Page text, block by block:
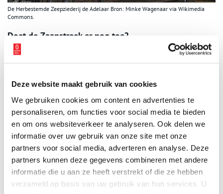
Deze website maakt gebruik van cookies
We gebruiken cookies om content en advertenties te
personaliseren, om functies voor social media te bieden
en om ons websiteverkeer te analyseren. Ook delen we
informatie over uw gebruik van onze site met onze
partners voor social media, adverteren en analyse. Deze
partners kunnen deze gegevens combineren met andere
informatie die u aan ze heeft verstrekt of die ze hebben
verzameld op basis van uw gebruik van hun services. U
De Herbestemde Zeepziederij de Adelaar Bron: Minke Wagenaar via Wikimedia
Commons.
Doet de Zaanstreek er nog toe?
Betekent de overname van de vele industriële bedrijven door
internationale concerns en de afname van de werkgelegenheid
industrie? Veel Zaankanter zullen zeggen van wel. Zij lezen het
succes van de sector af aan de hoeveelheid banen die erin te
vinden is. Wanneer we het succes aflezen aan de
procestechnologie in dit gebied is de Zaanstreek echter nog
steeds hoogwaardig.
Auteur:Eva Bleeker
Bronnen
Oneindig Noord-Holland, De Adelaar Vliegt Weer